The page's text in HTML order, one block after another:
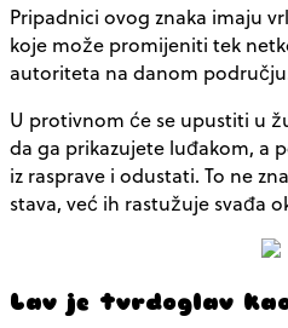
Pripadnici ovog znaka imaju
koje može promijeniti tek
autoriteta na danom
U protivnom će se upustiti u
da ga prikazujete luđakom, a
iz rasprave i odustati. To ne
stava, već ih rastužuje svađa
Lav je tvrdoglav